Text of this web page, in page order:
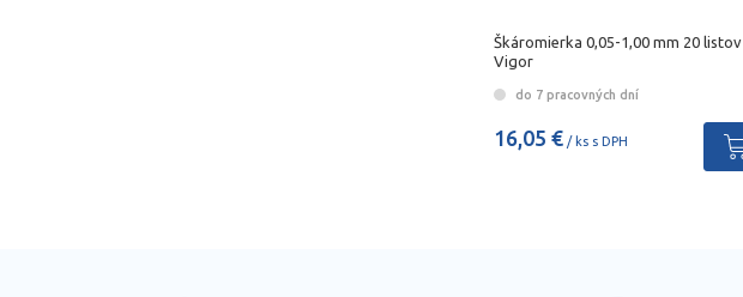
Škáromierka 0,05-1,00 mm 20 listov
Vigor
do 7 pracovných dní
16,05 € / ks s DPH